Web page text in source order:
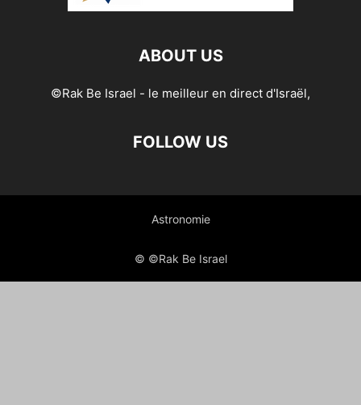
ABOUT US
©Rak Be Israel - le meilleur en direct d'Israël,
FOLLOW US
Astronomie
© ©Rak Be Israel